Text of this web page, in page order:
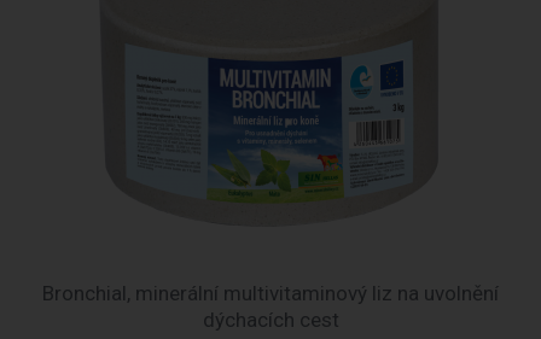
Bronchial, minerální multivitaminový liz na uvolnění
dýchacích cest